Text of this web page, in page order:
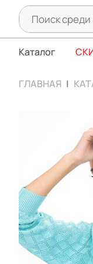
Каталог
ГЛАВНАЯ